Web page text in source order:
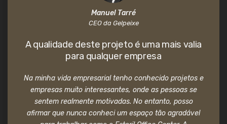
Manuel Tarré
CEO da Gelpeixe
A qualidade deste projeto é uma mais valia
para qualquer empresa
Na minha vida empresarial tenho conhecido projetos e
empresas muito interessantes, onde as pessoas se
sentem realmente motivadas. No entanto, posso
afirmar que nunca conheci um espaço tão agradável